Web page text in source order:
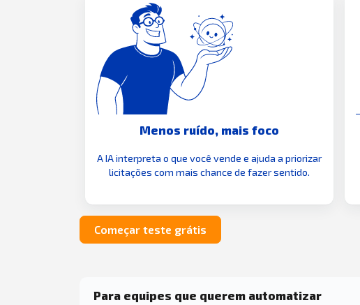
Menos ruído, mais foco
A IA interpreta o que você vende e ajuda a priorizar
licitações com mais chance de fazer sentido.
Começar teste grátis
Para equipes que querem automatizar